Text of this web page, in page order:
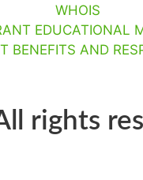
WHOIS
EDUCATIONAL
BENEFITS AND
rights